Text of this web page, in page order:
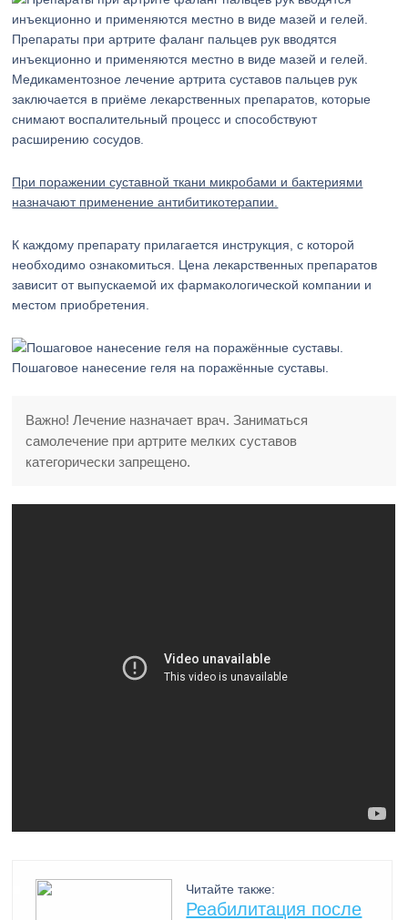
Препараты при артрите фаланг пальцев рук вводятся
инъекционно и применяются местно в виде мазей и гелей.
Медикаментозное лечение артрита суставов пальцев рук
заключается в приёме лекарственных препаратов, которые
снимают воспалительный процесс и способствуют
расширению сосудов.
При поражении суставной ткани микробами и бактериями
назначают применение антибитикотерапии.
К каждому препарату прилагается инструкция, с которой
необходимо ознакомиться. Цена лекарственных препаратов
зависит от выпускаемой их фармакологической компании и
местом приобретения.
Пошаговое нанесение геля на поражённые суставы.
Важно! Лечение назначает врач. Заниматься
самолечение при артрите мелких суставов
категорически запрещено.
Читайте также:
Реабилитация после